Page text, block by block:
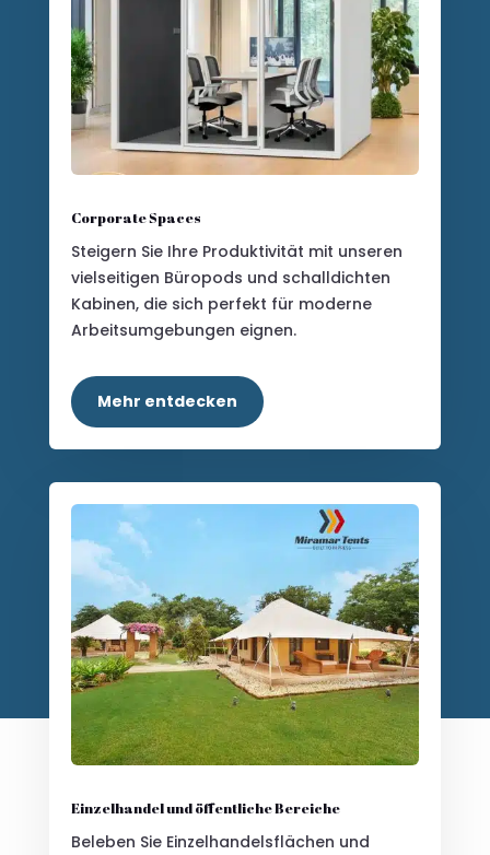
Corporate Spaces
Steigern Sie Ihre Produktivität mit unseren
vielseitigen Büropods und schalldichten
Kabinen, die sich perfekt für moderne
Arbeitsumgebungen eignen.
Mehr entdecken
Einzelhandel und öffentliche Bereiche
Beleben Sie Einzelhandelsflächen und